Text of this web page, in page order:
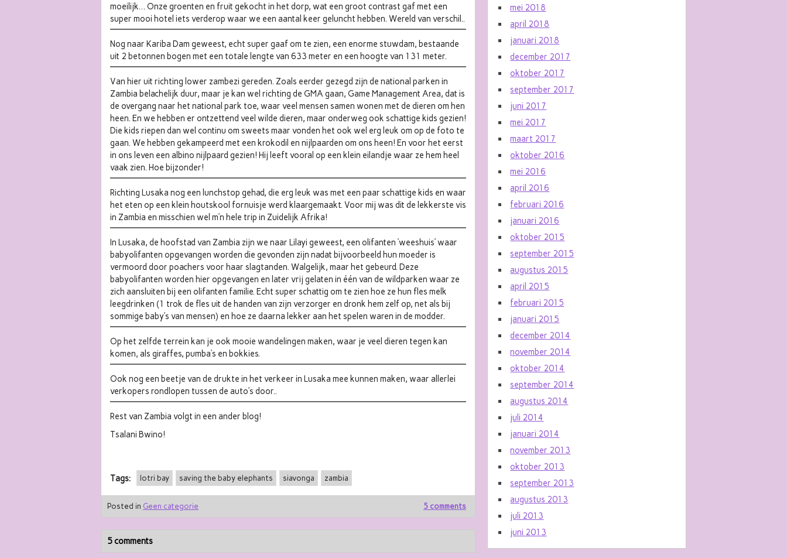
moeilijk… Onze groenten en fruit gekocht in het dorp, wat een groot contrast gaf met een
super mooi hotel iets verderop waar we een aantal keer geluncht hebben. Wereld van verschil..
Nog naar Kariba Dam geweest, echt super gaaf om te zien, een enorme stuwdam, bestaande
uit 2 betonnen bogen met een totale lengte van 633 meter en een hoogte van 131 meter.
Van hier uit richting lower zambezi gereden. Zoals eerder gezegd zijn de national parken in
Zambia belachelijk duur, maar je kan wel richting de GMA gaan, Game Management Area, dat is
de overgang naar het national park toe, waar veel mensen samen wonen met de dieren om hen
heen. En we hebben er ontzettend veel wilde dieren, maar onderweg ook schattige kids gezien!
Die kids riepen dan wel continu om sweets maar vonden het ook wel erg leuk om op de foto te
gaan. We hebben gekampeerd met een krokodil en nijlpaarden om ons heen! En voor het eerst
in ons leven een albino nijlpaard gezien! Hij leeft vooral op een klein eilandje waar ze hem heel
vaak zien. Hoe bijzonder!
Richting Lusaka nog een lunchstop gehad, die erg leuk was met een paar schattige kids en waar
het eten op een klein houtskool fornuisje werd klaargemaakt. Voor mij was dit de lekkerste vis
in Zambia en misschien wel m’n hele trip in Zuidelijk Afrika!
In Lusaka, de hoofstad van Zambia zijn we naar Lilayi geweest, een olifanten ‘weeshuis’ waar
babyolifanten opgevangen worden die gevonden zijn nadat bijvoorbeeld hun moeder is
vermoord door poachers voor haar slagtanden. Walgelijk, maar het gebeurd. Deze
babyolifanten worden hier opgevangen en later vrij gelaten in één van de wildparken waar ze
zich aansluiten bij een olifanten familie. Echt super schattig om te zien hoe ze hun fles melk
leegdrinken (1 trok de fles uit de handen van zijn verzorger en dronk hem zelf op, net als bij
sommige baby’s van mensen) en hoe ze daarna lekker aan het spelen waren in de modder.
Op het zelfde terrein kan je ook mooie wandelingen maken, waar je veel dieren tegen kan
komen, als giraffes, pumba’s en bokkies.
Ook nog een beetje van de drukte in het verkeer in Lusaka mee kunnen maken, waar allerlei
verkopers rondlopen tussen de auto’s door..
Rest van Zambia volgt in een ander blog!
Tsalani Bwino!
Tags: lotri bay saving the baby elephants siavonga zambia
5 comments
Posted in Geen categorie
5 comments
mei 2018
april 2018
januari 2018
december 2017
oktober 2017
september 2017
juni 2017
mei 2017
maart 2017
oktober 2016
mei 2016
april 2016
februari 2016
januari 2016
oktober 2015
september 2015
augustus 2015
april 2015
februari 2015
januari 2015
december 2014
november 2014
oktober 2014
september 2014
augustus 2014
juli 2014
januari 2014
november 2013
oktober 2013
september 2013
augustus 2013
juli 2013
juni 2013